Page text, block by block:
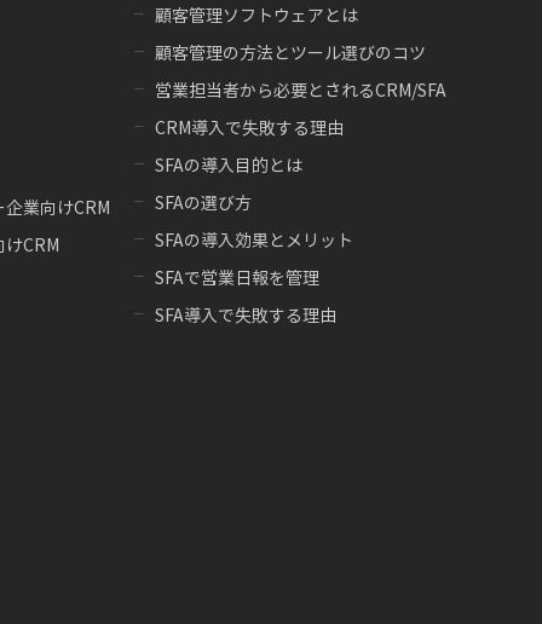
業向けCRM
CRM
顧客管理ソフトウェアとは
顧客管理の方法とツール選びのコツ
営業担当者から必要とされるCRM/SFA
CRM導入で失敗する理由
SFAの導入目的とは
SFAの選び方
SFAの導入効果とメリット
SFAで営業日報を管理
SFA導入で失敗する理由